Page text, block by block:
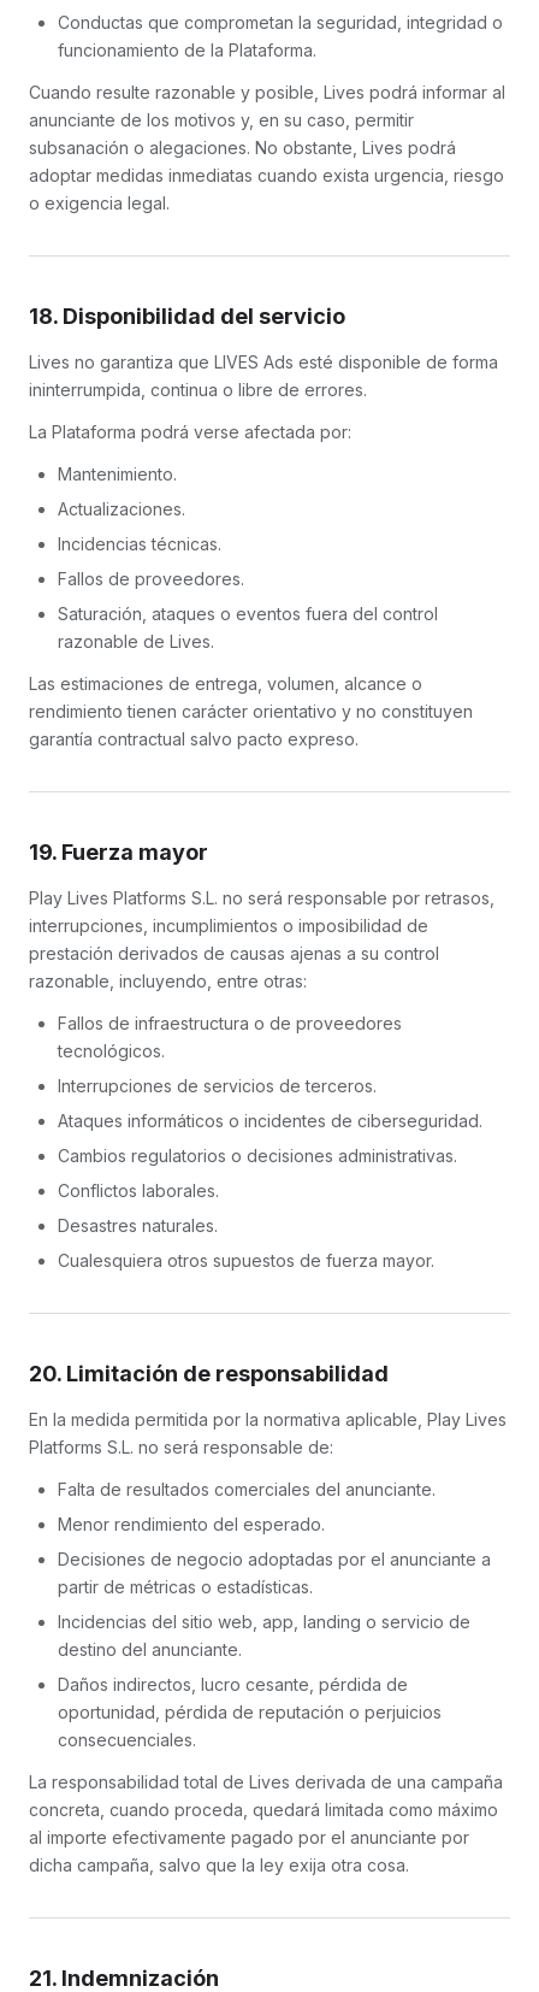
Conductas que comprometan la seguridad, integridad o
funcionamiento de la Plataforma.
Cuando resulte razonable y posible, Lives podrá informar al
anunciante de los motivos y, en su caso, permitir
subsanación o alegaciones. No obstante, Lives podrá
adoptar medidas inmediatas cuando exista urgencia, riesgo
o exigencia legal.
18. Disponibilidad del servicio
Lives no garantiza que LIVES Ads esté disponible de forma
ininterrumpida, continua o libre de errores.
La Plataforma podrá verse afectada por:
Mantenimiento.
Actualizaciones.
Incidencias técnicas.
Fallos de proveedores.
Saturación, ataques o eventos fuera del control
razonable de Lives.
Las estimaciones de entrega, volumen, alcance o
rendimiento tienen carácter orientativo y no constituyen
garantía contractual salvo pacto expreso.
19. Fuerza mayor
Play Lives Platforms S.L. no será responsable por retrasos,
interrupciones, incumplimientos o imposibilidad de
prestación derivados de causas ajenas a su control
razonable, incluyendo, entre otras:
Fallos de infraestructura o de proveedores
tecnológicos.
Interrupciones de servicios de terceros.
Ataques informáticos o incidentes de ciberseguridad.
Cambios regulatorios o decisiones administrativas.
Conflictos laborales.
Desastres naturales.
Cualesquiera otros supuestos de fuerza mayor.
20. Limitación de responsabilidad
En la medida permitida por la normativa aplicable, Play Lives
Platforms S.L. no será responsable de:
Falta de resultados comerciales del anunciante.
Menor rendimiento del esperado.
Decisiones de negocio adoptadas por el anunciante a
partir de métricas o estadísticas.
Incidencias del sitio web, app, landing o servicio de
destino del anunciante.
Daños indirectos, lucro cesante, pérdida de
oportunidad, pérdida de reputación o perjuicios
consecuenciales.
La responsabilidad total de Lives derivada de una campaña
concreta, cuando proceda, quedará limitada como máximo
al importe efectivamente pagado por el anunciante por
dicha campaña, salvo que la ley exija otra cosa.
21. Indemnización